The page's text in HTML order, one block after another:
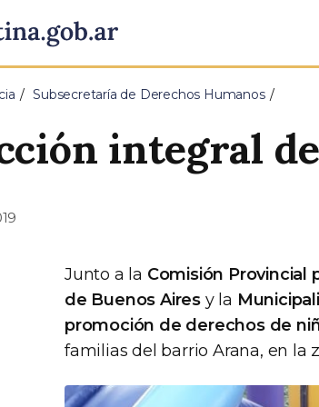
Subsecretaría de Derechos Humanos
integral
Junto a la Comisión Provincial
de Buenos Aires y la
promoción de derechos de
familias del barrio Arana, en la